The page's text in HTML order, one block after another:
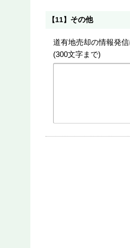
【11】 その他
道有地売却の情報発
(300文字まで)